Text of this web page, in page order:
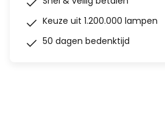
Keuze uit 1.200.000 lampen
50 dagen bedenktijd